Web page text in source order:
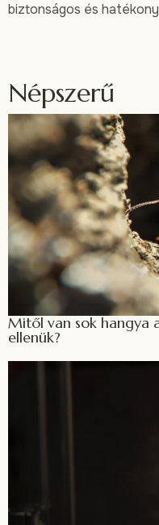
biztonságos és
Népszerű
Mitől van sok hangya
ellenük?